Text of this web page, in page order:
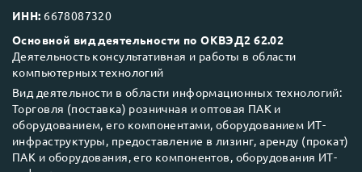
ИНН: 6678087320
Основной вид деятельности по ОКВЭД2 62.02
Деятельность консультативная и работы в области
компьютерных технологий
Вид деятельности в области информационных технологий:
Торговля (поставка) розничная и оптовая ПАК и
оборудованием, его компонентами, оборудованием ИТ-
инфраструктуры, предоставление в лизинг, аренду (прокат)
ПАК и оборудования, его компонентов, оборудования ИТ-